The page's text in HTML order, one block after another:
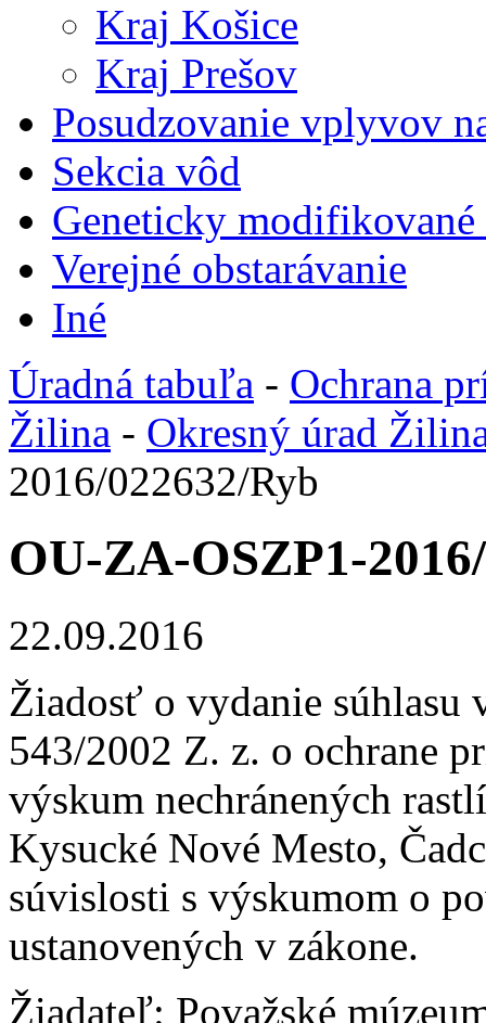
Kraj Košice
Kraj Prešov
Posudzovanie vplyvov
Sekcia vôd
Geneticky
Verejné obstarávanie
Iné
Úradná tabuľa - Ochrana
Žilina - Okresný úrad
2016/022632/Ryb
OU-ZA-OSZP1-
22.09.2016
Žiadosť o vydanie súhlasu
543/2002 Z. z. o ochrane
výskum nechránených
Kysucké Nové Mesto,
súvislosti s výskumom o
ustanovených v zákone.
Žiadateľ: Považské